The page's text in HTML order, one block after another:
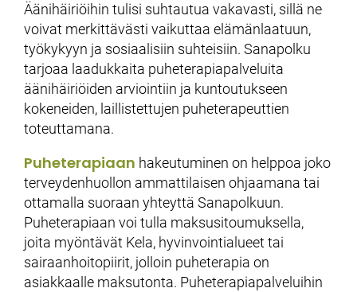
Äänihäiriöihin tulisi suhtautua vakavasti, sillä ne
voivat merkittävästi vaikuttaa elämänlaatuun,
työkykyyn ja sosiaalisiin suhteisiin. Sanapolku
tarjoaa laadukkaita puheterapiapalveluita
äänihäiriöiden arviointiin ja kuntoutukseen
kokeneiden, laillistettujen puheterapeuttien
toteuttamana.
Puheterapiaan hakeutuminen on helppoa joko
terveydenhuollon ammattilaisen ohjaamana tai
ottamalla suoraan yhteyttä Sanapolkuun.
Puheterapiaan voi tulla maksusitoumuksella,
joita myöntävät Kela, hyvinvointialueet tai
sairaanhoitopiirit, jolloin puheterapia on
asiakkaalle maksutonta. Puheterapiapalveluihin